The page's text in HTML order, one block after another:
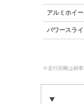
アルミホイ
パワースラ
※走行距離は納車